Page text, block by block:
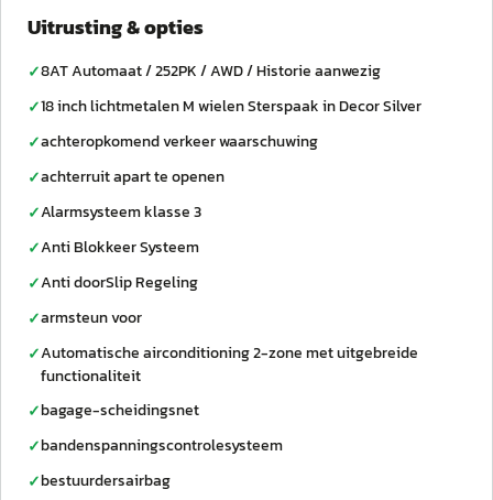
Uitrusting & opties
✓8AT Automaat / 252PK / AWD / Historie aanwezig
✓18 inch lichtmetalen M wielen Sterspaak in Decor Silver
✓achteropkomend verkeer waarschuwing
✓achterruit apart te openen
✓Alarmsysteem klasse 3
✓Anti Blokkeer Systeem
✓Anti doorSlip Regeling
✓armsteun voor
✓Automatische airconditioning 2-zone met uitgebreide
functionaliteit
✓bagage-scheidingsnet
✓bandenspanningscontrolesysteem
✓bestuurdersairbag